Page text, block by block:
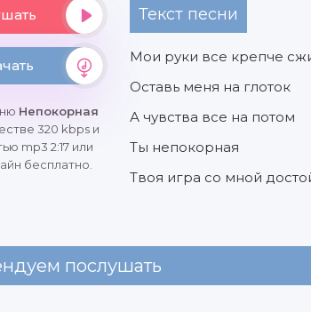
Непокорная
320 kbps и
mp3 2:17 или
бесплатно.
Текст песни
Мои руки все крепче
Оставь меня на глоток
А чувства все на потом
Ты непокорная
Твоя игра со мной
послушать